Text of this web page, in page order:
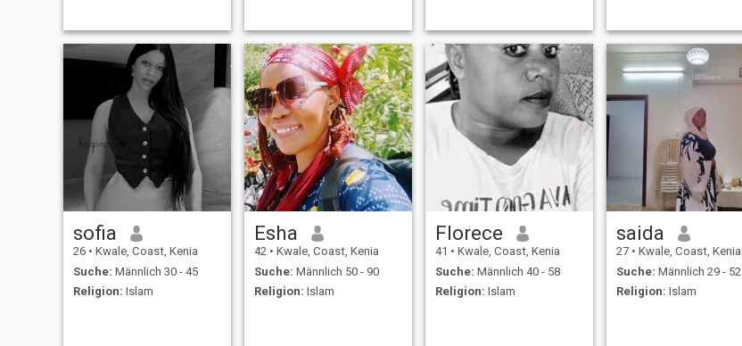
Suche nach einem
gottesfürchtigen,
freundlichen und
unterstützenden
muslimischen Partner, um
eine Zukunft mit in sha Allah
aufzubauen.
sofia
26 • Kwale, Coast, Kenia
Suche: Männlich 30 - 45
Religion: Islam
Esha
42 • Kwale, Coast, Kenia
Suche: Männlich 50 - 90
Religion: Islam
Florece
41 • Kwale, Coast, Kenia
Suche: Männlich 40 - 58
Religion: Islam
saida
27 • Kwale, Coast, Kenia
Suche: Männlich 29 - 52
Religion: Islam